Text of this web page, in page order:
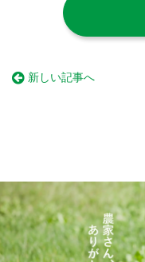
新しい記事へ